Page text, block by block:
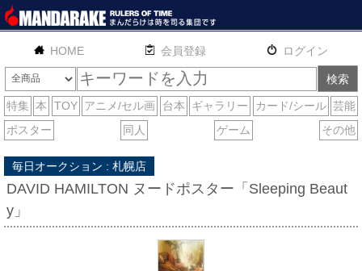
HOME English 通販 サイトマップ お問い合わせ
毎日オークション : 札幌店
DAVID HAMILTON ヌードポスター「Sleeping Beaut
y」